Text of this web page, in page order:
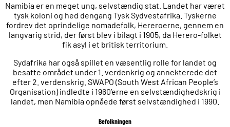
Namibia er en meget ung, selvstændig stat. Landet har været
tysk koloni og hed dengang Tysk Sydvestafrika. Tyskerne
fordrev det oprindelige nomadefolk, Hereroerne, gennem en
langvarig strid, der først blev i bilagt i 1905, da Herero-folket
fik asyl i et britisk territorium.
Sydafrika har også spillet en væsentlig rolle for landet og
besatte området under 1. verdenkrig og annekterede det
efter 2. verdenskrig. SWAPO (South West African People’s
Organisation) indledte i 1960’erne en selvstændighedskrig i
landet, men Namibia opnåede først selvstændighed i 1990.
Befolkningen